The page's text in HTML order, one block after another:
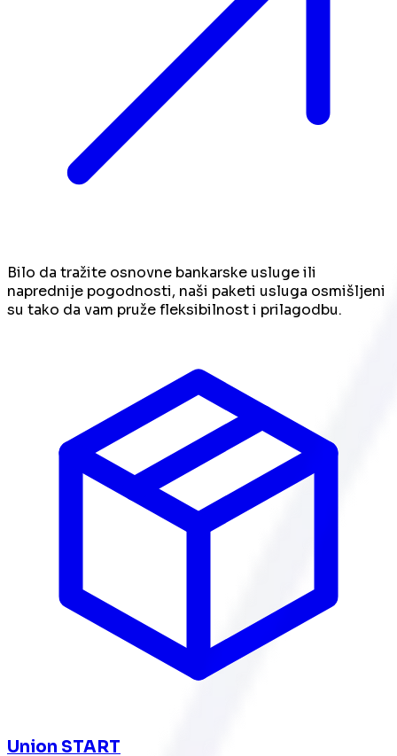
Bilo da tražite osnovne bankarske usluge ili
naprednije pogodnosti, naši paketi usluga osmišljeni
su tako da vam pruže fleksibilnost i prilagodbu.
Union START